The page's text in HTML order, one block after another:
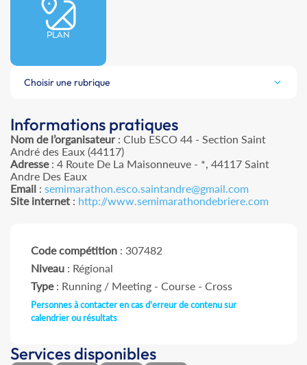
PLAN
Choisir une rubrique
Informations pratiques
Nom de l’organisateur: Club ESCO 44 - Section Saint
André des Eaux (44117)
Adresse: 4 Route De La Maisonneuve - *, 44117 Saint
Andre Des Eaux
Email : semimarathon.esco.saintandre@gmail.com
Site internet : http://www.semimarathondebriere.com
Code compétition : 307482
Niveau : Régional
Type: Running / Meeting - Course - Cross
Personnes à contacter en cas d'erreur de contenu sur
calendrier ou résultats
Services disponibles